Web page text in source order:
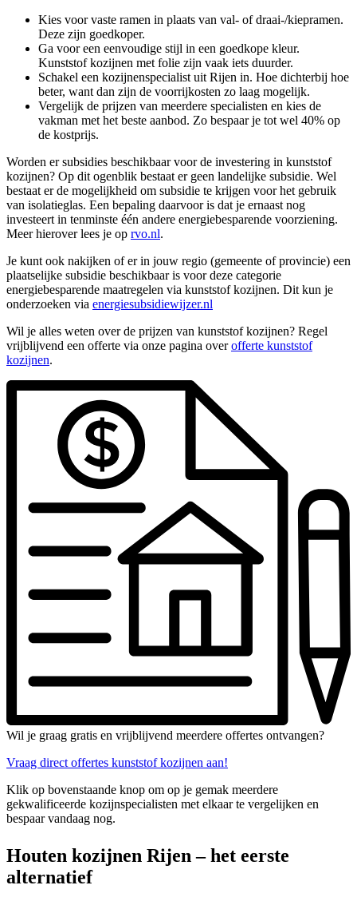
Kies voor vaste ramen in plaats van val- of draai-/kiepramen.
Deze zijn goedkoper.
Ga voor een eenvoudige stijl in een goedkope kleur.
Kunststof kozijnen met folie zijn vaak iets duurder.
Schakel een kozijnenspecialist uit Rijen in. Hoe dichterbij hoe
beter, want dan zijn de voorrijkosten zo laag mogelijk.
Vergelijk de prijzen van meerdere specialisten en kies de
vakman met het beste aanbod. Zo bespaar je tot wel 40% op
de kostprijs.
Worden er subsidies beschikbaar voor de investering in kunststof
kozijnen? Op dit ogenblik bestaat er geen landelijke subsidie. Wel
bestaat er de mogelijkheid om subsidie te krijgen voor het gebruik
van isolatieglas. Een bepaling daarvoor is dat je ernaast nog
investeert in tenminste één andere energiebesparende voorziening.
Meer hierover lees je op rvo.nl.
Je kunt ook nakijken of er in jouw regio (gemeente of provincie) een
plaatselijke subsidie beschikbaar is voor deze categorie
energiebesparende maatregelen via kunststof kozijnen. Dit kun je
onderzoeken via energiesubsidiewijzer.nl
Wil je alles weten over de prijzen van kunststof kozijnen? Regel
vrijblijvend een offerte via onze pagina overofferte kunststof
kozijnen.
Wil je graag gratis en vrijblijvend meerdere offertes ontvangen?
Vraag direct offertes kunststof kozijnen aan!
Klik op bovenstaande knop om op je gemak meerdere
gekwalificeerde kozijnspecialisten met elkaar te vergelijken en
bespaar vandaag nog.
Houten kozijnen Rijen – het eerste
alternatief